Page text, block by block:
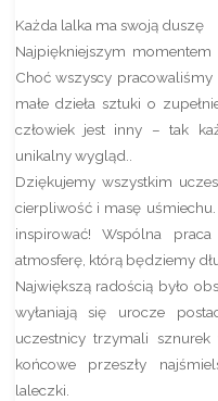
Każda lalka ma swoją duszę
Najpiękniejszym
Choć wszyscy pracowaliśmy
małe dzieła sztuki o
człowiek jest inny – tak
unikalny wygląd..
Dziękujemy wszystkim
cierpliwość i masę
inspirować! Wspólna
atmosferę, którą będziemy
Największą radością było
wyłaniają się urocze
uczestnicy trzymali
końcowe przeszły
laleczki.